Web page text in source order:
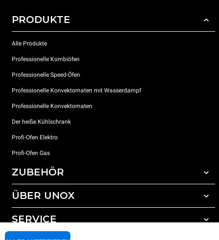
PRODUKTE
Alle Produkte
Professionelle Kombiöfen
Professionelle Speed-Öfen
Professionelle Konvektomaten mit Wasserdampf
Professionelle Konvektomaten
Der heiße Kühlschrank
Profi-Ofen Elektro
Profi-Ofen Gas
ZUBEHÖR
Gesamtes Zubehör
ÜBER UNOX
Unsere Standorte weltweit
SERVICE